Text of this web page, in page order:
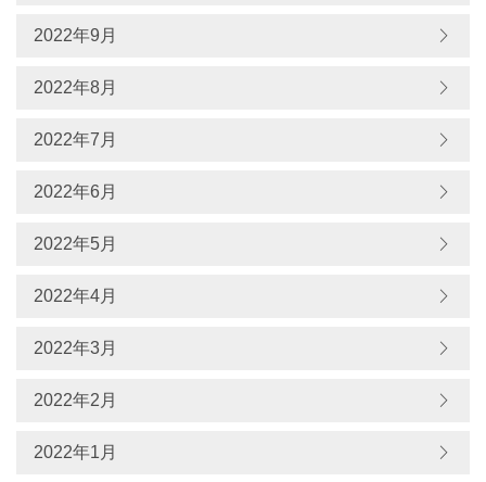
2022年9月
2022年8月
2022年7月
2022年6月
2022年5月
2022年4月
2022年3月
2022年2月
2022年1月